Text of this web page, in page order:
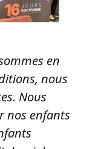
en
nous
Nous
nos enfants